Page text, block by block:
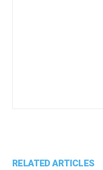
RELATED ARTICLES